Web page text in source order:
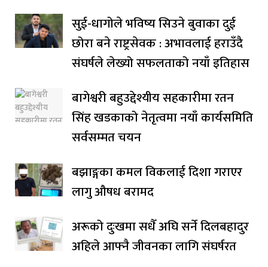
सुई-धागोले भविष्य सिउने बुवाका दुई
छोरा बने राष्ट्रसेवक : अभावलाई हराउँदै
संघर्षले लेख्यो सफलताको नयाँ इतिहास
बागेश्वरी बहुउद्देश्यीय सहकारीमा रतन
सिंह खडकाको नेतृत्वमा नयाँ कार्यसमिति
सर्वसम्मत चयन
बझाङ्गका कमल विकलाई दिशा गराएर
लागु औषध बरामद
अरूको दुःखमा सधैँ अघि सर्ने दिलबहादुर
अहिले आफ्नै जीवनका लागि संघर्षरत